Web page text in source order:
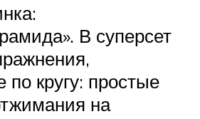
В суперсет
кругу: простые
на